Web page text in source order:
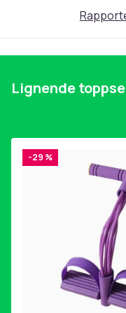
Lignende
-29 %